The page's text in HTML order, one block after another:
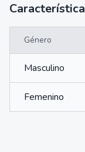
Género
Masculino
Femenino